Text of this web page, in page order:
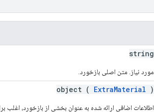
string
مورد نیاز. متن اصلی بازخورد.
object ( ExtraMaterial )
اطلاعات اضافی ارائه شده به عنوان بخشی از بازخورد، اغلب